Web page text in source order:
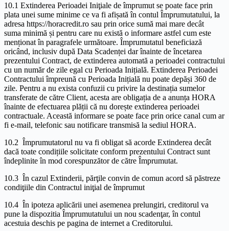
10.1 Extinderea Perioadei Iniţiale de împrumut se poate face prin
plata unei sume minime ce va fi afișată în contul Împrumutatului, la
adresa https://horacredit.ro sau prin orice sumă mai mare decât
suma minimă și pentru care nu există o informare astfel cum este
menționat în paragrafele următoare. Împrumutatul beneficiază
oricând, inclusiv după Data Scadenței dar înainte de încetarea
prezentului Contract, de extinderea automată a perioadei contractului
cu un număr de zile egal cu Perioada Inițială. Extinderea Perioadei
Contractului împreună cu Perioada Inițială nu poate depăși 360 de
zile. Pentru a nu exista confuzii cu privire la destinația sumelor
transferate de către Client, acesta are obligația de a anunța HORA
înainte de efectuarea plății că nu dorește extinderea perioadei
contractuale. Această informare se poate face prin orice canal cum ar
fi e-mail, telefonic sau notificare transmisă la sediul HORA.
10.2 Împrumutatorul nu va fi obligat să acorde Extinderea decât
dacă toate condițiile solicitate conform prezentului Contract sunt
îndeplinite în mod corespunzător de către Împrumutat.
10.3 În cazul Extinderii, părţile convin de comun acord să păstreze
condiţiile din Contractul iniţial de împrumut
10.4 În ipoteza aplicării unei asemenea prelungiri, creditorul va
pune la dispozitia Împrumutatului un nou scadenţar, în contul
acestuia deschis pe pagina de internet a Creditorului.